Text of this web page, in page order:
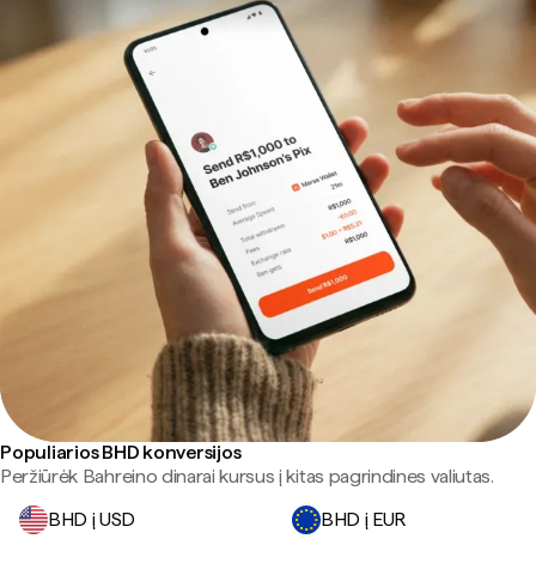
Populiarios BHD konversijos
Peržiūrėk Bahreino dinarai kursus į kitas pagrindines valiutas.
BHD į USD
BHD į EUR